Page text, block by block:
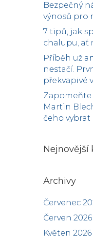
Bezpečný
výnosů pro
7 tipů, jak
chalupu, ať
Příběh už
nestačí.
překvapivé
Zapomeňte
Martin
čeho
Nejnovější
Archivy
Červenec
Červen 2026
Květen 2026